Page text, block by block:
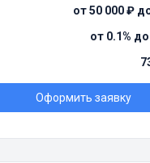
от 50 000 ₽
от 0.1%
Оформить заявку